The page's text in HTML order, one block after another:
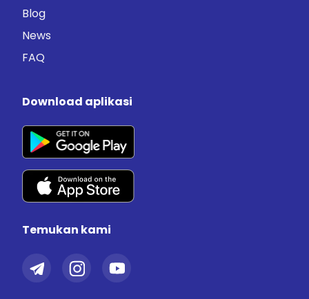
Blog
News
FAQ
Download aplikasi
Temukan kami